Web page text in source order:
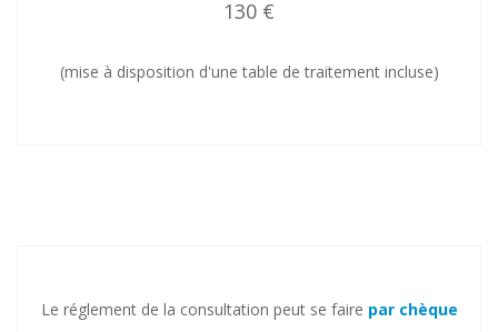
130 €
(mise à disposition d'une table de traitement incluse)
Le réglement de la consultation peut se faire par chèque